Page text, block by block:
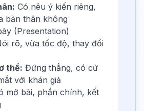
Có nêu ý kiến riêng,
bản thân không
(Presentation)
rõ, vừa tốc độ, thay đổi
thể: Đứng thẳng, có cử
với khán giả
mở bài, phần chính, kết